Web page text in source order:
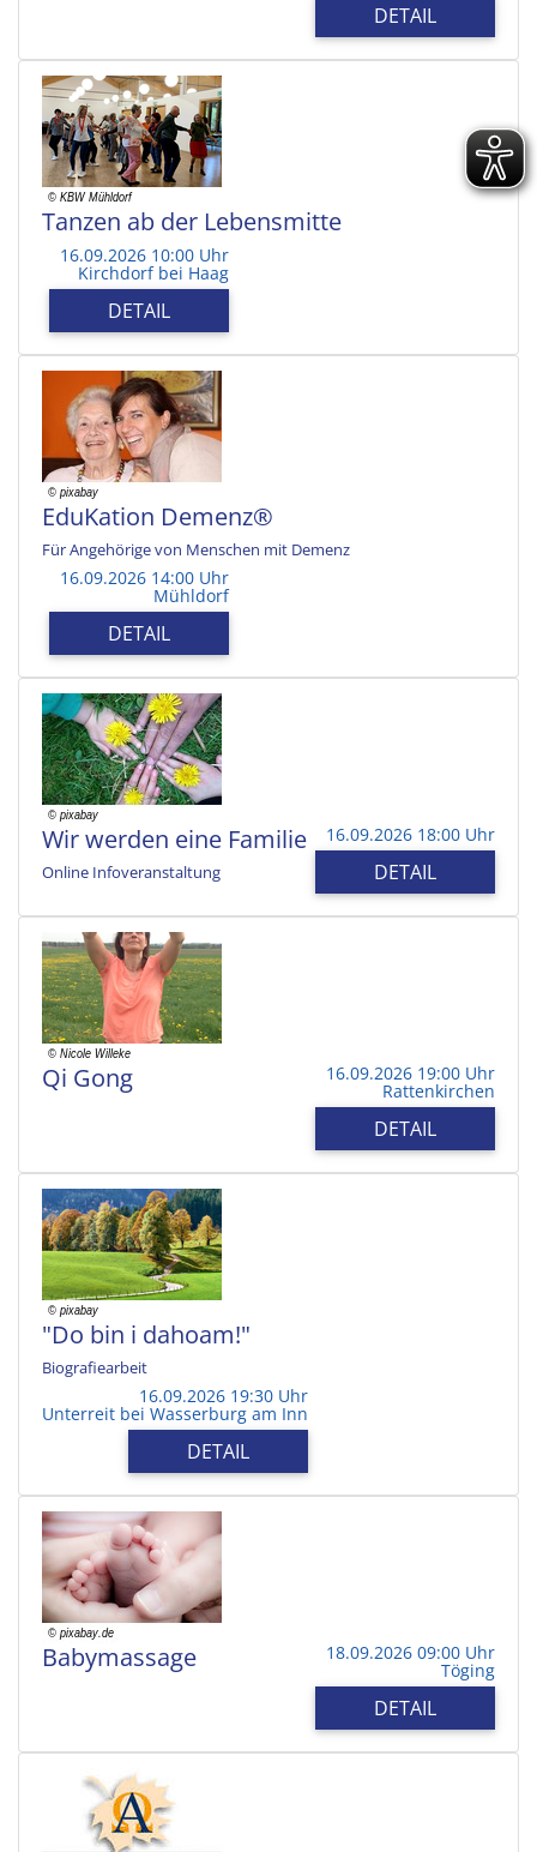
DETAIL
Tanzen ab der Lebensmitte
16.09.2026 10:00 Uhr
Kirchdorf bei Haag
DETAIL
EduKation Demenz®
Für Angehörige von Menschen mit Demenz
16.09.2026 14:00 Uhr
Mühldorf
DETAIL
Wir werden eine Familie
Online Infoveranstaltung
16.09.2026 18:00 Uhr
DETAIL
Qi Gong 16.09.2026 19:00 Uhr
Rattenkirchen
DETAIL
"Do bin i dahoam!"
Biografiearbeit
16.09.2026 19:30 Uhr
Unterreit bei Wasserburg am Inn
DETAIL
Babymassage 18.09.2026 09:00 Uhr
Töging
DETAIL